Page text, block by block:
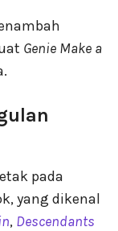
Genie Make a
pada
yang dikenal
, Descendants